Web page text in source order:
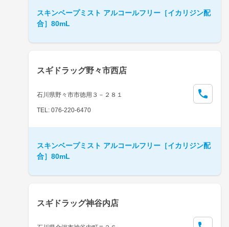
スキンベープミスト アルコールフリー［イカリジン配
合］80mL
スギドラッグ野々市西店
石川県野々市市徳用３－２８１
TEL: 076-220-6470
スキンベープミスト アルコールフリー［イカリジン配
合］80mL
スギドラッグ神谷内店